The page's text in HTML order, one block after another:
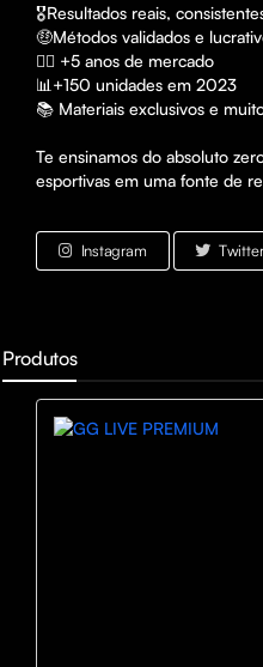
🎖Resultados reais,
🤑Métodos validados e
👉🏻 +5 anos de mercado
📊+150 unidades em 2023
📚 Materiais exclusivos e
Te ensinamos do absoluto
Instagram Twitter
Produtos